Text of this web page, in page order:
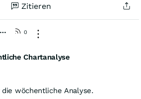
der Vormonat real hatte ?
Zitieren
0
Chartanalyse
wöchentliche Analyse.